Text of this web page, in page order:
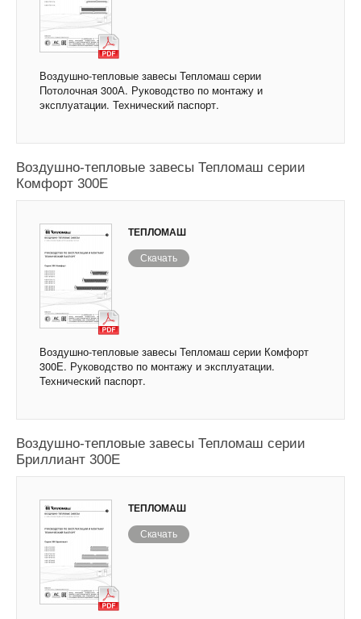
Воздушно-тепловые завесы Тепломаш серии
Потолочная 300А. Руководство по монтажу и
эксплуатации. Технический паспорт.
Воздушно-тепловые завесы Тепломаш серии
Комфорт 300Е
ТЕПЛОМАШ
Скачать
Воздушно-тепловые завесы Тепломаш серии Комфорт
300Е. Руководство по монтажу и эксплуатации.
Технический паспорт.
Воздушно-тепловые завесы Тепломаш серии
Бриллиант 300Е
ТЕПЛОМАШ
Скачать